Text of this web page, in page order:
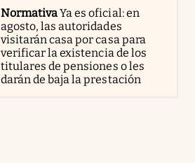
NormativaYa es oficial: en
agosto, las autoridades
visitarán casa por casa para
verificar la existencia de los
titulares de pensiones o les
darán de baja la prestación